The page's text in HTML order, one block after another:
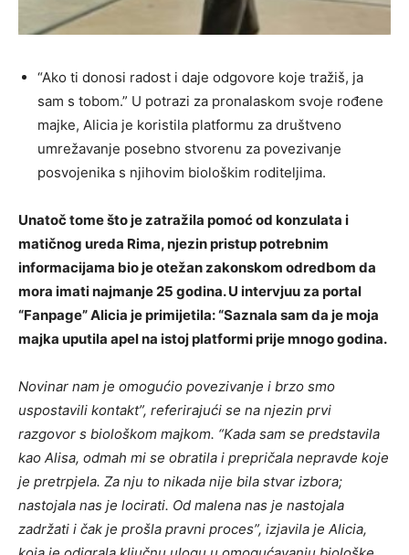
“Ako ti donosi radost i daje odgovore koje tražiš, ja
sam s tobom.” U potrazi za pronalaskom svoje rođene
majke, Alicia je koristila platformu za društveno
umrežavanje posebno stvorenu za povezivanje
posvojenika s njihovim biološkim roditeljima.
Unatoč tome što je zatražila pomoć od konzulata i
matičnog ureda Rima, njezin pristup potrebnim
informacijama bio je otežan zakonskom odredbom da
mora imati najmanje 25 godina. U intervjuu za portal
“Fanpage” Alicia je primijetila: “Saznala sam da je moja
majka uputila apel na istoj platformi prije mnogo godina.
Novinar nam je omogućio povezivanje i brzo smo
uspostavili kontakt”, referirajući se na njezin prvi
razgovor s biološkom majkom. “Kada sam se predstavila
kao Alisa, odmah mi se obratila i prepričala nepravde koje
je pretrpjela. Za nju to nikada nije bila stvar izbora;
nastojala nas je locirati. Od malena nas je nastojala
zadržati i čak je prošla pravni proces”, izjavila je Alicia,